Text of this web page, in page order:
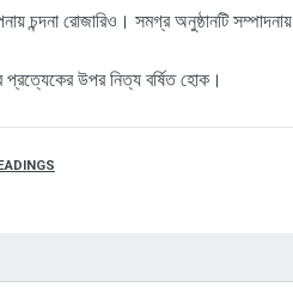
চন্দনা রোজারিও। সমগ্র অনুষ্ঠানটি সম্পাদনায়
প্রত্যেকের উপর নিত্য বর্ষিত হোক।